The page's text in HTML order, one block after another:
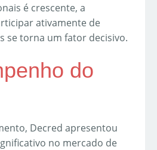
é crescente, a
ativamente de
se torna um fator decisivo.
do
Decred apresentou
no mercado de